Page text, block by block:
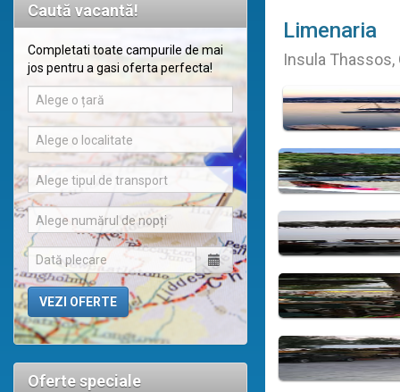
Caută vacantă!
Completati toate campurile de mai
jos pentru a gasi oferta perfecta!
Alege o țară
Alege o localitate
Alege tipul de transport
Alege numărul de nopți
Oferte speciale
Limenaria
Insula Thassos,